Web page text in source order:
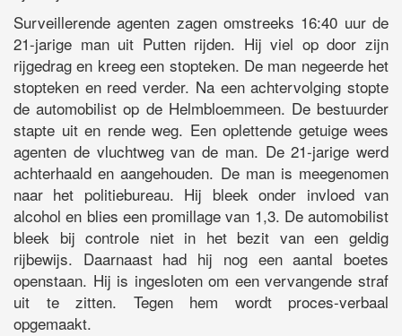
Surveillerende agenten zagen omstreeks 16:40 uur de
21-jarige man uit Putten rijden. Hij viel op door zijn
rijgedrag en kreeg een stopteken. De man negeerde het
stopteken en reed verder. Na een achtervolging stopte
de automobilist op de Helmbloemmeen. De bestuurder
stapte uit en rende weg. Een oplettende getuige wees
agenten de vluchtweg van de man. De 21-jarige werd
achterhaald en aangehouden. De man is meegenomen
naar het politiebureau. Hij bleek onder invloed van
alcohol en blies een promillage van 1,3. De automobilist
bleek bij controle niet in het bezit van een geldig
rijbewijs. Daarnaast had hij nog een aantal boetes
openstaan. Hij is ingesloten om een vervangende straf
uit te zitten. Tegen hem wordt proces-verbaal
opgemaakt.